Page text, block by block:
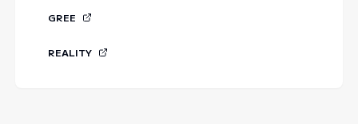
GREE
REALITY